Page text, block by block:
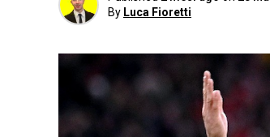
By Luca Fioretti